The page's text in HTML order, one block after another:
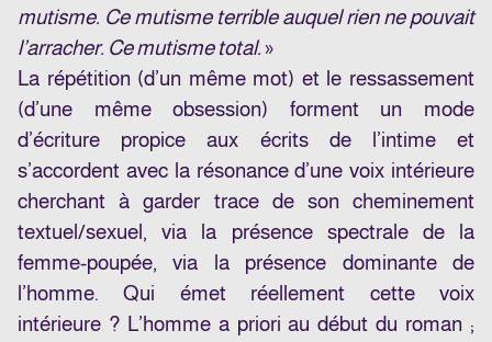
mutisme. Ce mutisme terrible auquel rien ne pouvait
l’arracher. Ce mutisme total. »
La répétition (d’un même mot) et le ressassement
(d’une même obsession) forment un mode
d’écriture propice aux écrits de l’intime et
s’accordent avec la résonance d’une voix intérieure
cherchant à garder trace de son cheminement
textuel/sexuel, via la présence spectrale de la
femme-poupée, via la présence dominante de
l’homme. Qui émet réellement cette voix
intérieure ? L’homme a priori au début du roman ;